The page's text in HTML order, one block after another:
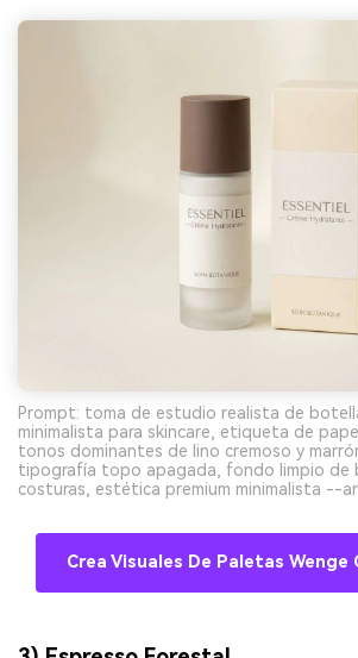
Prompt: toma de estudio realista de
minimalista para skincare, etiqueta de
tonos dominantes de lino cremoso y
tipografía topo apagada, fondo limpio de
costuras, estética premium minimalista --
Crea Visuales De Paletas Wenge